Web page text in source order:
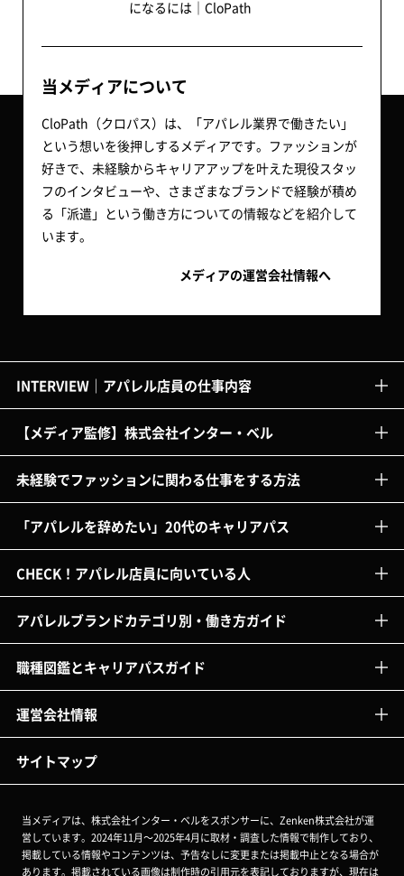
当メディアについて
CloPath（クロパス）は、「アパレル業界で働きたい」
という想いを後押しするメディアです。ファッションが
好きで、未経験からキャリアアップを叶えた現役スタッ
フのインタビューや、さまざまなブランドで経験が積め
る「派遣」という働き方についての情報などを紹介して
います。
メディアの運営会社情報へ
INTERVIEW｜アパレル店員の仕事内容
【メディア監修】株式会社インター・ベル
未経験でファッションに関わる仕事をする方法
「アパレルを辞めたい」20代のキャリアパス
CHECK！アパレル店員に向いている人
アパレルブランドカテゴリ別・働き方ガイド
職種図鑑とキャリアパスガイド
運営会社情報
サイトマップ
当メディアは、株式会社インター・ベルをスポンサーに、Zenken株式会社が運
営しています。2024年11月～2025年4月に取材・調査した情報で制作しており、
掲載している情報やコンテンツは、予告なしに変更または掲載中止となる場合が
あります。掲載されている画像は制作時の引用元を表記しておりますが、現在は